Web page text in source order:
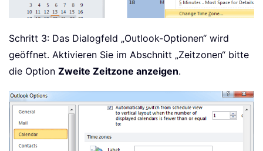
Schritt 3: Das Dialogfeld „Outlook-Optionen“ wird
geöffnet. Aktivieren Sie im Abschnitt „Zeitzonen“ bitte
die Option Zweite Zeitzone anzeigen.